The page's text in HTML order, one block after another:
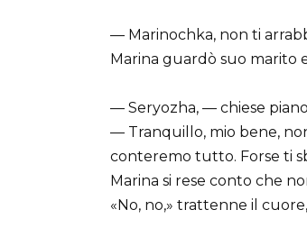
— Marinochka, non ti
Marina guardò suo marito
— Seryozha, — chiese
— Tranquillo, mio bene,
conteremo tutto. Forse ti
Marina si rese conto che
«No, no,» trattenne il